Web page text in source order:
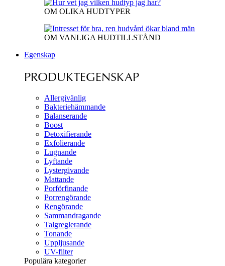
OM OLIKA HUDTYPER
OM VANLIGA HUDTILLSTÅND
Egenskap
PRODUKTEGENSKAP
Allergivänlig
Bakteriehämmande
Balanserande
Boost
Detoxifierande
Exfolierande
Lugnande
Lyftande
Lystergivande
Mattande
Porförfinande
Porrengörande
Rengörande
Sammandragande
Talgreglerande
Tonande
Uppljusande
UV-filter
Populära kategorier